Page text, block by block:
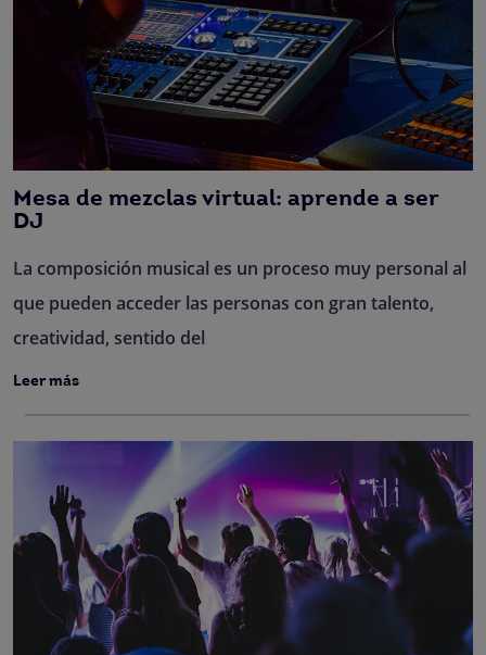
Mesa de mezclas virtual: aprende a ser
DJ
La composición musical es un proceso muy personal al
que pueden acceder las personas con gran talento,
creatividad, sentido del
Leer más